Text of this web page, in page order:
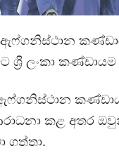
ඇෆ්ගනිස්ථාන
ලංකා
ඇෆ්ගනිස්ථාන
කළ අතර
ගත්තා.